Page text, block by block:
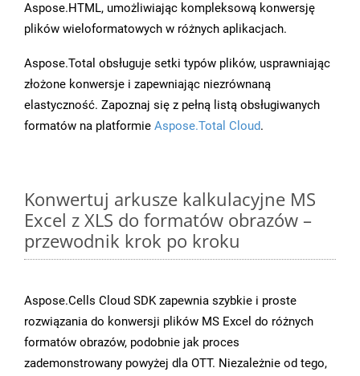
Aspose.HTML, umożliwiając kompleksową konwersję
plików wieloformatowych w różnych aplikacjach.
Aspose.Total obsługuje setki typów plików, usprawniając
złożone konwersje i zapewniając niezrównaną
elastyczność. Zapoznaj się z pełną listą obsługiwanych
formatów na platformie Aspose.Total Cloud.
Konwertuj arkusze kalkulacyjne MS
Excel z XLS do formatów obrazów –
przewodnik krok po kroku
Aspose.Cells Cloud SDK zapewnia szybkie i proste
rozwiązania do konwersji plików MS Excel do różnych
formatów obrazów, podobnie jak proces
zademonstrowany powyżej dla OTT. Niezależnie od tego,